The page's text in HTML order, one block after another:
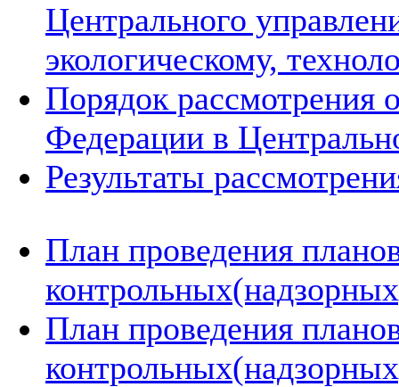
Центрального
экологическому,
Порядок рассмотрения
Федерации в
Результаты
План проведения
План проведения